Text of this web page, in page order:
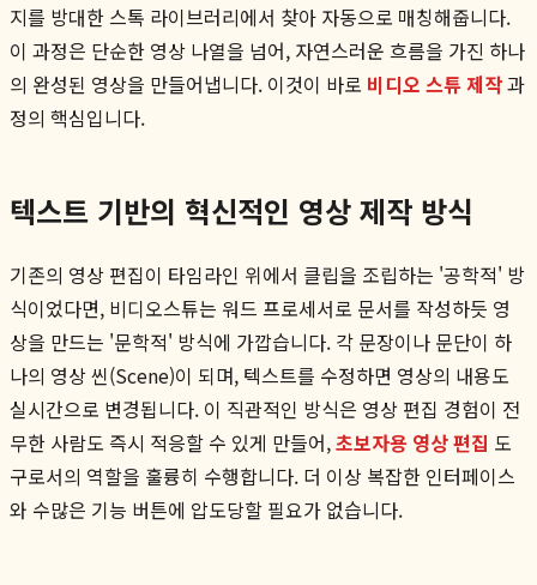
지를 방대한 스톡 라이브러리에서 찾아 자동으로 매칭해줍니다.
이 과정은 단순한 영상 나열을 넘어, 자연스러운 흐름을 가진 하나
의 완성된 영상을 만들어냅니다. 이것이 바로 비디오 스튜 제작과
정의 핵심입니다.
텍스트 기반의 혁신적인 영상 제작 방식
기존의 영상 편집이 타임라인 위에서 클립을 조립하는 '공학적' 방
식이었다면, 비디오스튜는 워드 프로세서로 문서를 작성하듯 영
상을 만드는 '문학적' 방식에 가깝습니다. 각 문장이나 문단이 하
나의 영상 씬(Scene)이 되며, 텍스트를 수정하면 영상의 내용도
실시간으로 변경됩니다. 이 직관적인 방식은 영상 편집 경험이 전
무한 사람도 즉시 적응할 수 있게 만들어,초보자용 영상 편집 도
구로서의 역할을 훌륭히 수행합니다. 더 이상 복잡한 인터페이스
와 수많은 기능 버튼에 압도당할 필요가 없습니다.